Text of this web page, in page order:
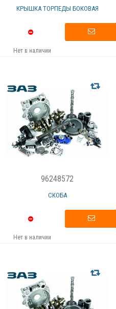
КРЫШКА ТОРПЕДЫ БОКОВАЯ
Нет в наличии
96248572
СКОБА
Нет в наличии